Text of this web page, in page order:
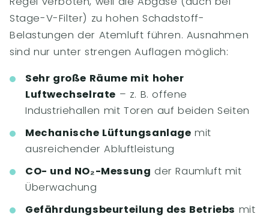
Stage-V-Filter) zu hohen Schadstoff-
Belastungen der Atemluft führen. Ausnahmen
sind nur unter strengen Auflagen möglich:
Sehr große Räume mit hoher
Luftwechselrate – z. B. offene
Industriehallen mit Toren auf beiden Seiten
Mechanische Lüftungsanlage mit
ausreichender Abluftleistung
CO- und NO₂-Messung der Raumluft mit
Überwachung
Gefährdungsbeurteilung des Betriebs mit